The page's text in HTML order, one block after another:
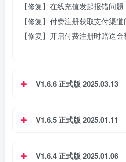
【修复】在线充值发起报错问题
【修复】付费注册获取支付渠道
【修复】开启付费注册时赠送
V1.6.6 正式版 2025.03.13
V1.6.5 正式版 2025.01.11
V1.6.4 正式版 2025.01.06